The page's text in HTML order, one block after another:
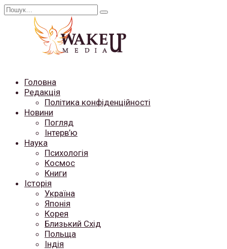
Перейти
Search
Головна
Редакція
Політика конфіденційності
Новини
Погляд
Інтерв’ю
Наука
Психологія
Космос
Книги
Історія
Україна
Японія
Корея
Близький Схід
Польща
Індія